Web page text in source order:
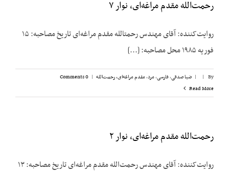
رحمت‌الله مقدم مراغه‌ای، نوار ۷
روایت‌کننده: آقای مهندس رحمت‏الله مقدم مراغه‌ای تاریخ مصاحبه: ۱۵
فوریه ۱۹۸۵ محل مصاحبه: [...]
By
|
| ضیا صدقی,فارسی,مرد,مقدم مراغه‌ای، رحمت‌الله |
0 Comments
Read More
رحمت‌الله مقدم مراغه‌ای، نوار ۲
روایت‌کننده: آقای مهندس رحمت‌الله مقدم مراغه‌ای تاریخ مصاحبه: ۱۳